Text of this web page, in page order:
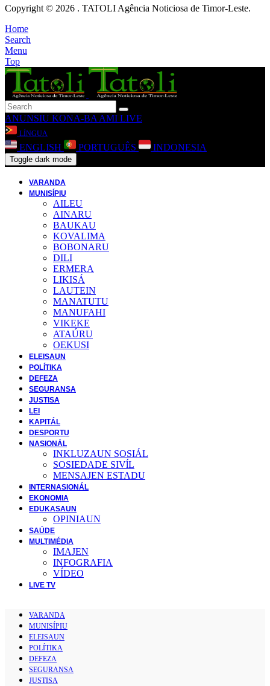
Copyright © 2026 . TATOLI Agência Noticiosa de Timor-Leste.
Home
Search
Menu
Top
ANUNSIU KONA-BA AMI LIVE
LÍNGUA
ENGLISH PORTUGUÊS INDONESIA
Toggle dark mode
VARANDA
MUNISÍPIU
AILEU
AINARU
BAUKAU
KOVALIMA
BOBONARU
DILI
ERMERA
LIKISÁ
LAUTEIN
MANATUTU
MANUFAHI
VIKEKE
ATAÚRU
OEKUSI
ELEISAUN
POLÍTIKA
DEFEZA
SEGURANSA
JUSTISA
LEI
KAPITÁL
DESPORTU
NASIONÁL
INKLUZAUN SOSIÁL
SOSIEDADE SIVĺL
MENSAJEN ESTADU
INTERNASIONÁL
EKONOMIA
EDUKASAUN
OPINIAUN
SAÚDE
MULTIMÉDIA
IMAJEN
INFOGRAFIA
VÍDEO
LIVE TV
VARANDA
MUNISÍPIU
ELEISAUN
POLÍTIKA
DEFEZA
SEGURANSA
JUSTISA